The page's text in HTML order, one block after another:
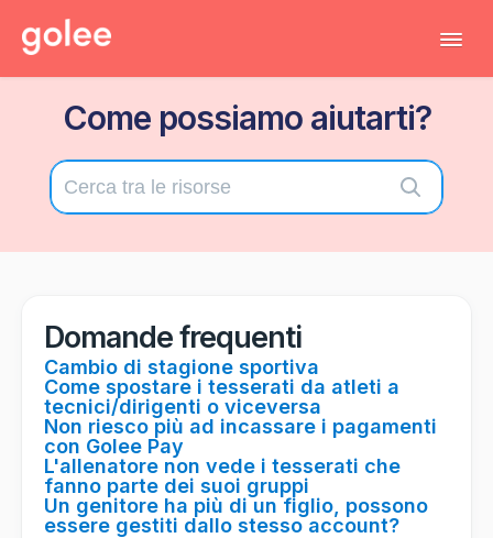
Torna al gestionale
Come possiamo aiutarti?
Domande frequenti
Cambio di stagione sportiva
Come spostare i tesserati da atleti a
tecnici/dirigenti o viceversa
Non riesco più ad incassare i pagamenti
con Golee Pay
L'allenatore non vede i tesserati che
fanno parte dei suoi gruppi
Un genitore ha più di un figlio, possono
essere gestiti dallo stesso account?